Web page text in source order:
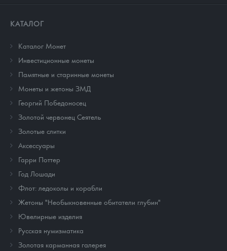
КАТАЛОГ
Каталог Монет
Инвестиционные монеты
Памятные и старинные монеты
Монеты и жетоны ЗМД
Георгий Победоносец
Золотой червонец Сеятель
Золотые слитки
Аксессуары
Гарри Поттер
Год Лошади
Флот: ледоколы и корабли
Жетоны "Необыкновенные обитатели глубин"
Ювелирные изделия
Русская нумизматика
Золотая карманная галерея